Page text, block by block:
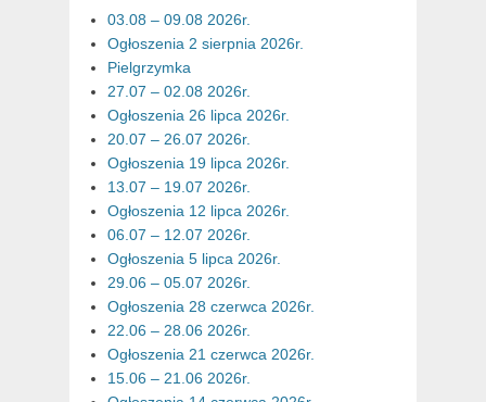
03.08 – 09.08 2026r.
Ogłoszenia 2 sierpnia 2026r.
Pielgrzymka
27.07 – 02.08 2026r.
Ogłoszenia 26 lipca 2026r.
20.07 – 26.07 2026r.
Ogłoszenia 19 lipca 2026r.
13.07 – 19.07 2026r.
Ogłoszenia 12 lipca 2026r.
06.07 – 12.07 2026r.
Ogłoszenia 5 lipca 2026r.
29.06 – 05.07 2026r.
Ogłoszenia 28 czerwca 2026r.
22.06 – 28.06 2026r.
Ogłoszenia 21 czerwca 2026r.
15.06 – 21.06 2026r.